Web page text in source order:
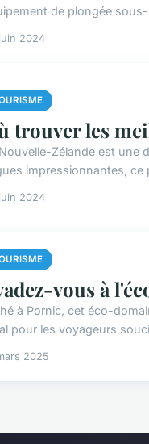
de plongée
2024
trouver les
Zélande est une
impressionnantes, ce
2024
vous à
à Pornic, cet éco-
pour les voyageurs
2025